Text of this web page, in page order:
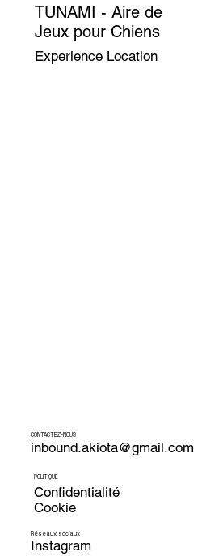
TUNAMI - Aire de
Jeux pour Chiens
Experience Location
CONTACTEZ-NOUS
inbound.akiota@gmail.com
POLITIQUE
Confidentialité
​Cookie
Réseaux sociaux
Instagram